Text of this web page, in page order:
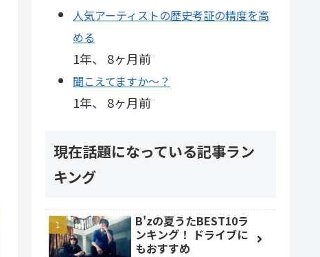
人気アーティストの歴史考証の精度を高
める
1年、 8ヶ月前
聞こえてますか～？
1年、 8ヶ月前
現在話題になっている記事ラン
キング
B'zの夏うたBEST10ラ
ンキング！ ドライブに
もおすすめ